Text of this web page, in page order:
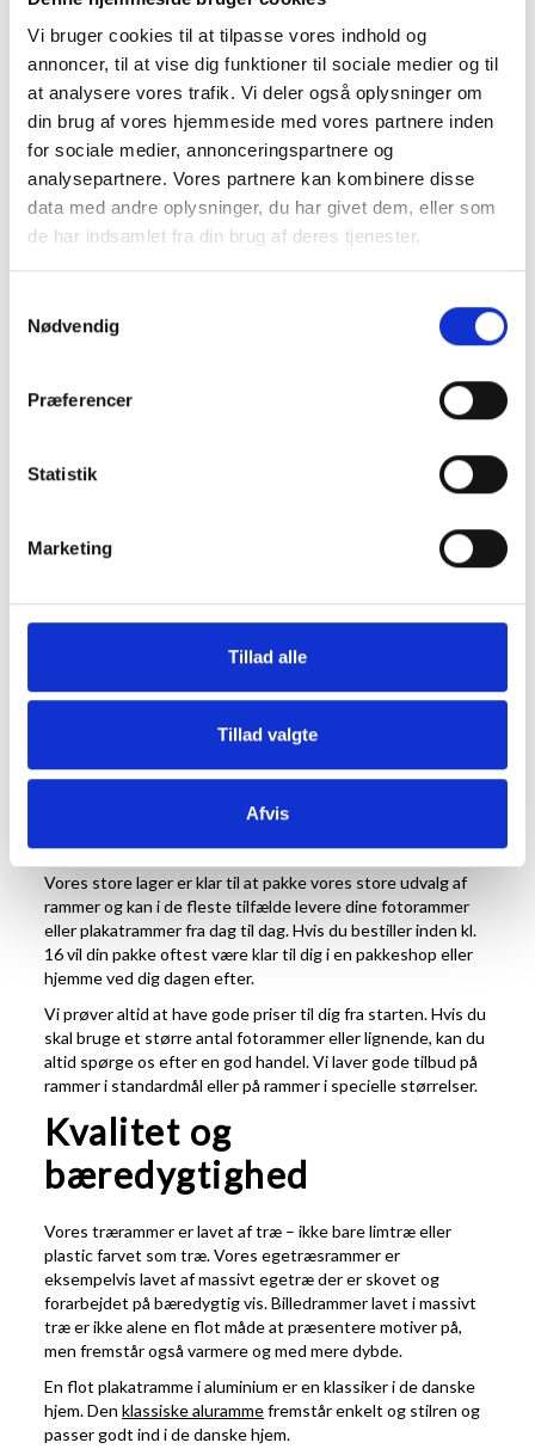
Vi bruger cookies til at tilpasse vores indhold og
annoncer, til at vise dig funktioner til sociale medier og til
at analysere vores trafik. Vi deler også oplysninger om
din brug af vores hjemmeside med vores partnere inden
for sociale medier, annonceringspartnere og
analysepartnere. Vores partnere kan kombinere disse
data med andre oplysninger, du har givet dem, eller som
de har indsamlet fra din brug af deres tjenester.
Nødvendig
Præferencer
Statistik
Marketing
Tillad alle
Tillad valgte
Afvis
Massiv Egetræsramme,
refleksfri - 91,5 x 122 cm - Type
851
SE PRODUKT
Rammer i god kvalitet til
skarpe priser
RammeShoppens udvalg af rammer er bredt og dækker alt
fra skolefotos til kæmpeplakater, fra 9x13 fotos til plakater i
massive trærammer
forskellige billedramme størrelser - fra helt ned til
og optil 100x150 cm.
Vores store lager er klar til at pakke vores store udvalg af
rammer og kan i de fleste tilfælde levere dine fotorammer
eller plakatrammer fra dag til dag. Hvis du bestiller inden kl.
16 vil din pakke oftest være klar til dig i en pakkeshop eller
hjemme ved dig dagen efter.
Vi prøver altid at have gode priser til dig fra starten. Hvis du
skal bruge et større antal fotorammer eller lignende, kan du
altid spørge os efter en god handel. Vi laver gode tilbud på
rammer i standardmål eller på rammer i specielle størrelser.
Kvalitet og
bæredygtighed
Vores trærammer er lavet af træ – ikke bare limtræ eller
plastic farvet som træ. Vores egetræsrammer er
eksempelvis lavet af massivt egetræ der er skovet og
forarbejdet på bæredygtig vis. Billedrammer lavet i massivt
træ er ikke alene en flot måde at præsentere motiver på,
men fremstår også varmere og med mere dybde.
En flot plakatramme i aluminium er en klassiker i de danske
hjem. Den klassiske alurammefremstår enkelt og stilren og
passer godt ind i de danske hjem.